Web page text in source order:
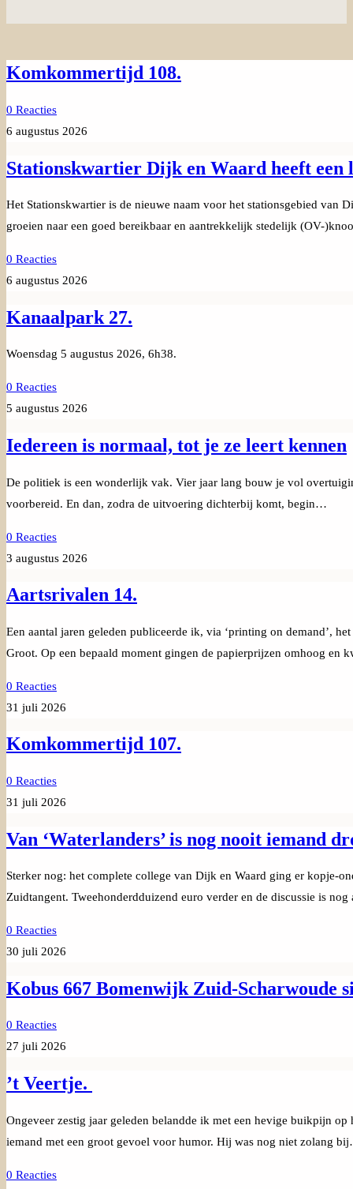
Komkommertijd 108.
0 Reacties
6 augustus 2026
Stationskwartier Dijk en Waard heeft een
Het Stationskwartier is de nieuwe naam voor het stationsgebied van
groeien naar een goed bereikbaar en aantrekkelijk stedelijk (OV-
0 Reacties
6 augustus 2026
Kanaalpark 27.
Woensdag 5 augustus 2026, 6h38.
0 Reacties
5 augustus 2026
Iedereen is normaal, tot je ze leert kennen
De politiek is een wonderlijk vak. Vier jaar lang bouw je vol
voorbereid. En dan, zodra de uitvoering dichterbij komt, begin…
0 Reacties
3 augustus 2026
Aartsrivalen 14.
Een aantal jaren geleden publiceerde ik, via ‘printing on demand’,
Groot. Op een bepaald moment gingen de papierprijzen omhoog en
0 Reacties
31 juli 2026
Komkommertijd 107.
0 Reacties
31 juli 2026
Van ‘Waterlanders’ is nog nooit iemand
Sterker nog: het complete college van Dijk en Waard ging er kopje-
Zuidtangent. Tweehonderdduizend euro verder en de discussie is
0 Reacties
30 juli 2026
Kobus 667 Bomenwijk Zuid-Scharwoude
0 Reacties
27 juli 2026
’t Veertje.
Ongeveer zestig jaar geleden belandde ik met een hevige buikpijn
iemand met een groot gevoel voor humor. Hij was nog niet zolang
0 Reacties